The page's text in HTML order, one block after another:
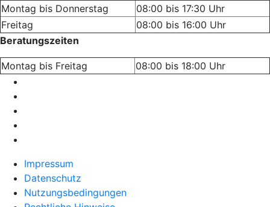
Montag bis Donnerstag
08:00 bis 17:30 Uhr
Freitag
08:00 bis 16:00 Uhr
Beratungszeiten
Montag bis Freitag 08:00 bis 18:00 Uhr
Impressum
Datenschutz
Nutzungsbedingungen